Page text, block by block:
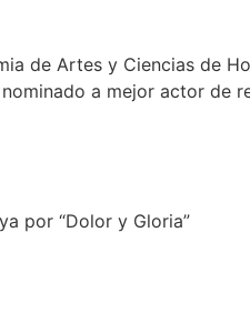
de Artes y Ciencias de
a mejor actor de
por “Dolor y Gloria”